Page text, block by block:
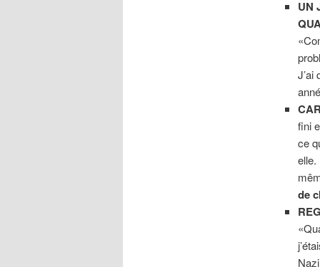
UN
J’ai
fini
ce
de